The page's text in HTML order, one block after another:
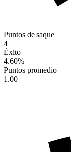
Puntos de saque
4
Éxito
4.60%
Puntos promedio
1.00